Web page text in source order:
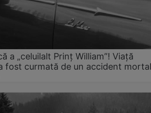
a „celuilalt Prinț William”! Viață
fost curmată de un accident mortal